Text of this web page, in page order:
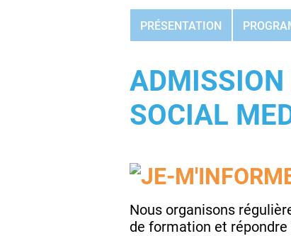
PRÉSENTATION
ADMISSION
SOCIAL
Nous organisons
de formation et